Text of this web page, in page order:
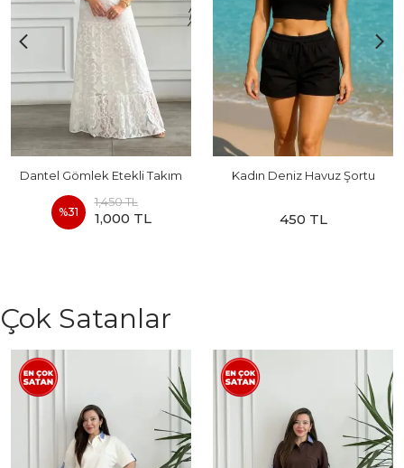
Dantel Gömlek Etekli Takım
%31
1,450 TL
1,000 TL
Kadın Deniz Havuz Şortu
450 TL
Çok Satanlar